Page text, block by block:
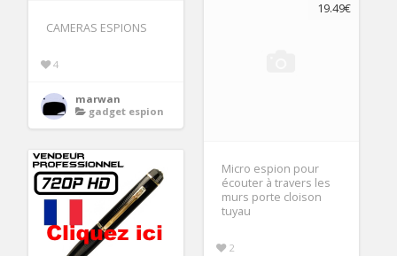
CAMERAS ESPIONS
4
marwan
gadget espion
19.49€
Micro espion pour
écouter à travers les
murs porte cloison
tuyau
2